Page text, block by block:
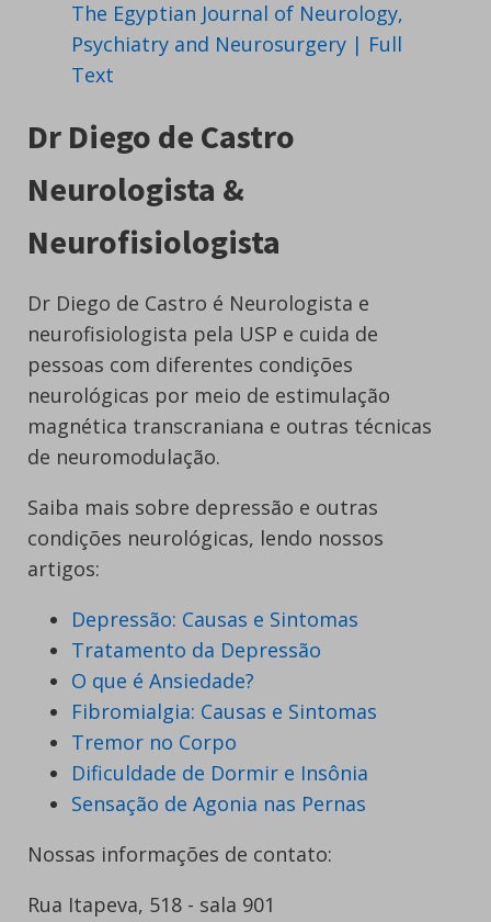
The Egyptian Journal of Neurology,
Psychiatry and Neurosurgery | Full
Text
Dr Diego de Castro
Neurologista &
Neurofisiologista
Dr Diego de Castro é Neurologista e
neurofisiologista pela USP e cuida de
pessoas com diferentes condições
neurológicas por meio de estimulação
magnética transcraniana e outras técnicas
de neuromodulação.
Saiba mais sobre depressão e outras
condições neurológicas, lendo nossos
artigos:
Depressão: Causas e Sintomas
Tratamento da Depressão
O que é Ansiedade?
Fibromialgia: Causas e Sintomas
Tremor no Corpo
Dificuldade de Dormir e Insônia
Sensação de Agonia nas Pernas
Nossas informações de contato:
Rua Itapeva, 518 - sala 901